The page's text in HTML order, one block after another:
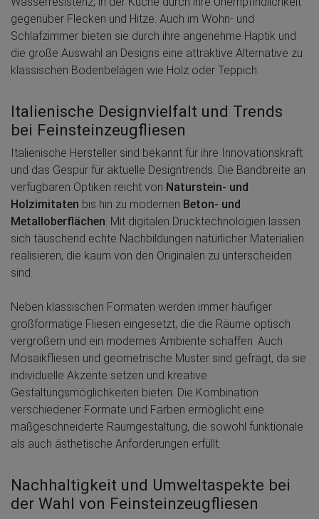
gegenüber Flecken und Hitze. Auch im Wohn- und
Schlafzimmer bieten sie durch ihre angenehme Haptik und
die große Auswahl an Designs eine attraktive Alternative zu
klassischen Bodenbelägen wie Holz oder Teppich.
Italienische Designvielfalt und Trends
bei Feinsteinzeugfliesen
Italienische Hersteller sind bekannt für ihre Innovationskraft
und das Gespür für aktuelle Designtrends. Die Bandbreite an
verfügbaren Optiken reicht von Naturstein- und
Holzimitaten bis hin zu modernen Beton- und
Metalloberflächen. Mit digitalen Drucktechnologien lassen
sich täuschend echte Nachbildungen natürlicher Materialien
realisieren, die kaum von den Originalen zu unterscheiden
sind.
Neben klassischen Formaten werden immer häufiger
großformatige Fliesen eingesetzt, die die Räume optisch
vergrößern und ein modernes Ambiente schaffen. Auch
Mosaikfliesen und geometrische Muster sind gefragt, da sie
individuelle Akzente setzen und kreative
Gestaltungsmöglichkeiten bieten. Die Kombination
verschiedener Formate und Farben ermöglicht eine
maßgeschneiderte Raumgestaltung, die sowohl funktionale
als auch ästhetische Anforderungen erfüllt.
Nachhaltigkeit und Umweltaspekte bei
der Wahl von Feinsteinzeugfliesen